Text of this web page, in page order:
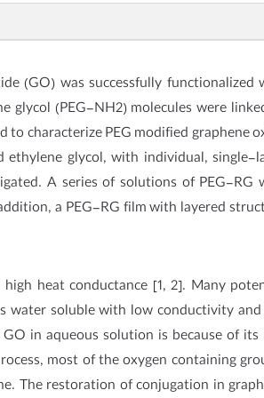
(GO) was successfully functionalized
(PEG-NH2) molecules were
characterize PEG modified graphene
ethylene glycol, with individual, single-
A series of solutions of PEG-RG
a PEG-RG film with layered
heat conductance [1, 2]. Many
water soluble with low conductivity
in aqueous solution is because of its
most of the oxygen containing
The restoration of conjugation in